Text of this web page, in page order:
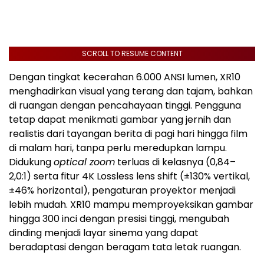
SCROLL TO RESUME CONTENT
Dengan tingkat kecerahan 6.000 ANSI lumen, XR10
menghadirkan visual yang terang dan tajam, bahkan
di ruangan dengan pencahayaan tinggi. Pengguna
tetap dapat menikmati gambar yang jernih dan
realistis dari tayangan berita di pagi hari hingga film
di malam hari, tanpa perlu meredupkan lampu.
Didukungoptical zoom terluas di kelasnya (0,84–
2,0:1) serta fitur 4K Lossless lens shift (±130% vertikal,
±46% horizontal), pengaturan proyektor menjadi
lebih mudah. XR10 mampu memproyeksikan gambar
hingga 300 inci dengan presisi tinggi, mengubah
dinding menjadi layar sinema yang dapat
beradaptasi dengan beragam tata letak ruangan.